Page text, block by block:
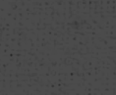
um allein 2025
den Schulen keine